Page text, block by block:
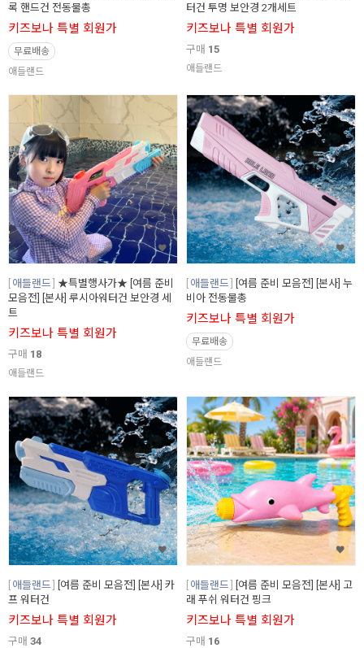
록 핸드건 전동물총
키즈보나 특별 회원가
무료배송
애들랜드
터건 투명 보안경 2개세트
키즈보나 특별 회원가
구매 15
애들랜드
애들랜드
★특별행사가★ [여름 준비
모음전] [본사] 루시아워터건 보안경 세
트
키즈보나 특별 회원가
구매 18
애들랜드
애들랜드
[여름 준비 모음전] [본사] 누
비아 전동물총
키즈보나 특별 회원가
무료배송
애들랜드
애들랜드
[여름 준비 모음전] [본사] 카
프 워터건
키즈보나 특별 회원가
구매 34
애들랜드
[여름 준비 모음전] [본사] 고
래 푸쉬 워터건 핑크
키즈보나 특별 회원가
구매 16